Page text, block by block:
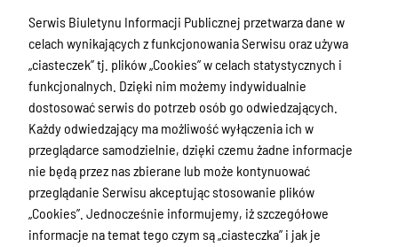
Miłakowie
Imienny wykaz głosowania radnych Rady Miejskiej w Miłakowie na LXIX sesji zwyczajnej w dniu 25.04.2024
Rada Miejska - Imienne wykazy
głosowań radnych Rady Miejskiej
w Miłakowie
Menu Przedmiotowe
Urząd Miejski w Miłakowie
Gmina Miłakowo
Wersja obowiązująca
z dnia21-05-2024
15:12:37
Drukuj
Imienny wykaz
Serwis Biuletynu Informacji Publicznej przetwarza dane w
celach wynikających z funkcjonowania Serwisu oraz używa
„ciasteczek” tj. plików „Cookies” w celach statystycznych i
funkcjonalnych. Dzięki nim możemy indywidualnie
dostosować serwis do potrzeb osób go odwiedzających.
Każdy odwiedzający ma możliwość wyłączenia ich w
przeglądarce samodzielnie, dzięki czemu żadne informacje
nie będą przez nas zbierane lub może kontynuować
przeglądanie Serwisu akceptując stosowanie plików
„Cookies”. Jednocześnie informujemy, iż szczegółowe
informacje na temat tego czym są „ciasteczka” i jak je